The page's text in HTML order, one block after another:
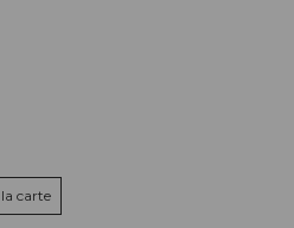
carte